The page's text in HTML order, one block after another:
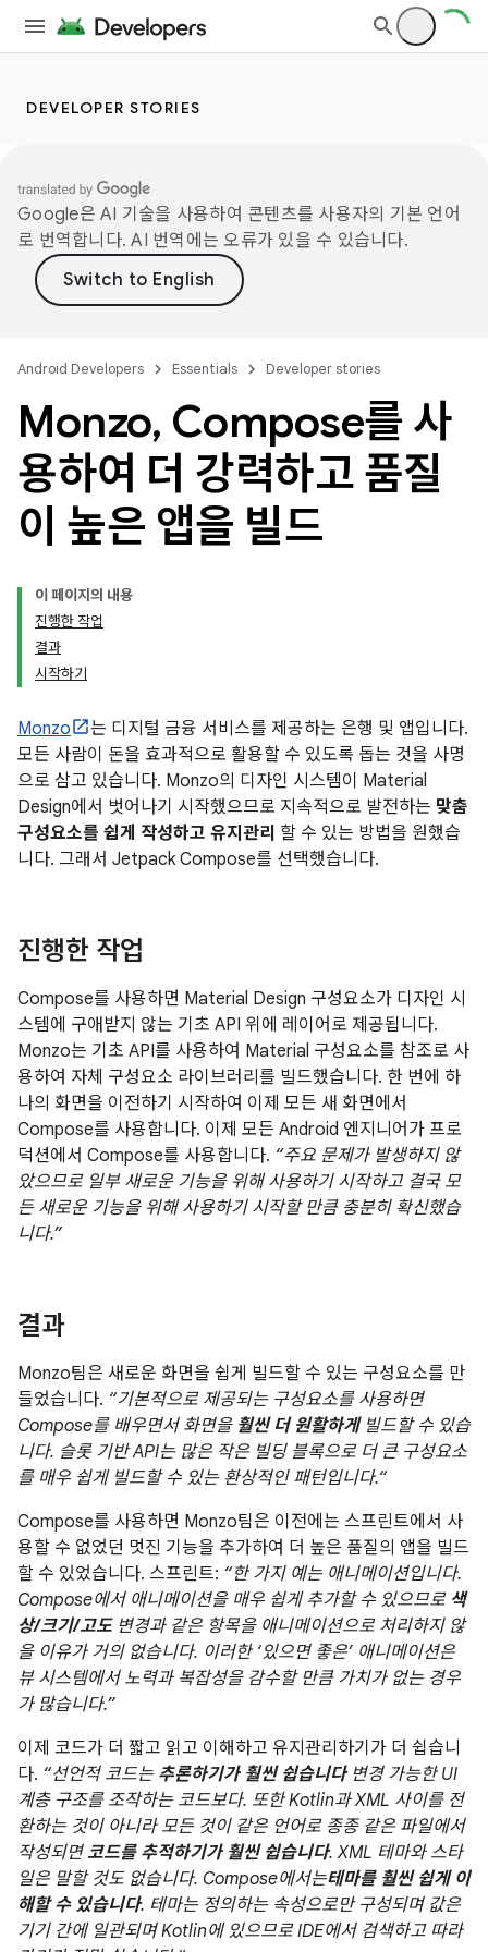
DEVELOPER STORIES
Google은 AI 기술을 사용하여 콘텐츠를 사용자의 기본 언어
로 번역합니다. AI 번역에는 오류가 있을 수 있습니다.
Android Developers Essentials Developer stories
Monzo, Compose를 사
용하여 더 강력하고 품질
이 높은 앱을 빌드
이 페이지의 내용
진행한 작업
결과
시작하기
Monzo
는 디지털 금융 서비스를 제공하는 은행 및 앱입니다.
모든 사람이 돈을 효과적으로 활용할 수 있도록 돕는 것을 사명
으로 삼고 있습니다. Monzo의 디자인 시스템이 Material
Design에서 벗어나기 시작했으므로 지속적으로 발전하는 맞춤
구성요소를 쉽게 작성하고 유지관리 할 수 있는 방법을 원했습
니다. 그래서 Jetpack Compose를 선택했습니다.
진행한 작업
Compose를 사용하면 Material Design 구성요소가 디자인 시
스템에 구애받지 않는 기초 API 위에 레이어로 제공됩니다.
Monzo는 기초 API를 사용하여 Material 구성요소를 참조로 사
용하여 자체 구성요소 라이브러리를 빌드했습니다. 한 번에 하
나의 화면을 이전하기 시작하여 이제 모든 새 화면에서
Compose를 사용합니다. 이제 모든 Android 엔지니어가 프로
덕션에서 Compose를 사용합니다. “주요 문제가 발생하지 않
았으므로 일부 새로운 기능을 위해 사용하기 시작하고 결국 모
든 새로운 기능을 위해 사용하기 시작할 만큼 충분히 확신했습
니다.”
결과
Monzo팀은 새로운 화면을 쉽게 빌드할 수 있는 구성요소를 만
들었습니다. “기본적으로 제공되는 구성요소를 사용하면
Compose를 배우면서 화면을 훨씬 더 원활하게빌드할 수 있습
니다. 슬롯 기반 API는 많은 작은 빌딩 블록으로 더 큰 구성요소
를 매우 쉽게 빌드할 수 있는 환상적인 패턴입니다.“
Compose를 사용하면 Monzo팀은 이전에는 스프린트에서 사
용할 수 없었던 멋진 기능을 추가하여 더 높은 품질의 앱을 빌드
할 수 있었습니다. 스프린트: “한 가지 예는 애니메이션입니다.
Compose에서 애니메이션을 매우 쉽게 추가할 수 있으므로 색
상/크기/고도변경과 같은 항목을 애니메이션으로 처리하지 않
을 이유가 거의 없습니다. 이러한 ‘있으면 좋은’ 애니메이션은
뷰 시스템에서 노력과 복잡성을 감수할 만큼 가치가 없는 경우
가 많습니다.”
이제 코드가 더 짧고 읽고 이해하고 유지관리하기가 더 쉽습니
다. “선언적 코드는 추론하기가 훨씬 쉽습니다변경 가능한 UI
계층 구조를 조작하는 코드보다. 또한 Kotlin과 XML 사이를 전
환하는 것이 아니라 모든 것이 같은 언어로 종종 같은 파일에서
작성되면코드를 추적하기가 훨씬 쉽습니다. XML 테마와 스타
일은 말할 것도 없습니다. Compose에서는테마를 훨씬 쉽게 이
해할 수 있습니다. 테마는 정의하는 속성으로만 구성되며 값은
기기 간에 일관되며 Kotlin에 있으므로 IDE에서 검색하고 따라